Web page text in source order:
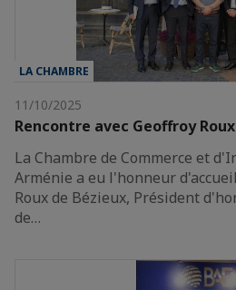
LA CHAMBRE
11/10/2025
Rencontre avec Geoffroy
La Chambre de Commerce et
Arménie a eu l'honneur
Roux de Bézieux, Président
de…